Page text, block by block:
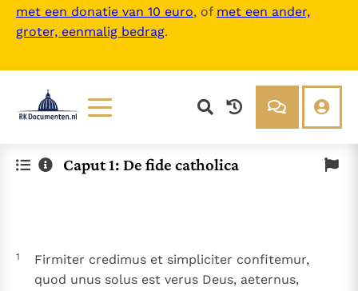
met een donatie van 10 euro, of met een ander,
groter, eenmalig bedrag.
Documenten
Denzinger
Over RK Documenten
Gebruiksvoorwaarden
Caput 1: De fide catholica
1
Firmiter credimus et simpliciter confitemur,
quod unus solus est verus Deus, aeternus,